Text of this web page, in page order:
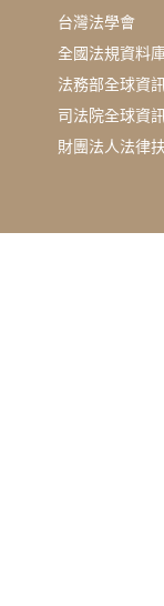
台灣法學會
全國法規資料
法務部全球資
司法院全球資
財團法人法律